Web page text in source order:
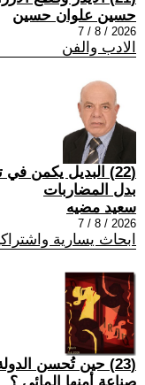
حسين علوان حسين
2026 / 8 / 7
الادب والفن
(22) البديل يكمن في
بدل المضاربات
سعيد مضيه
2026 / 8 / 7
ابحاث يسارية
(23) حين تُحسن